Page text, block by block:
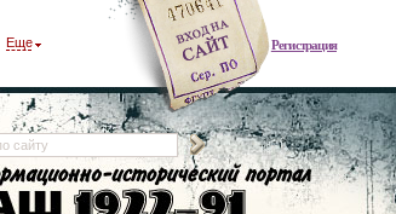
Регистрация
Еще